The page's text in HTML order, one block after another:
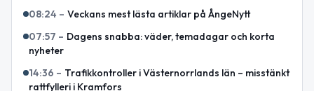
08:24 – Veckans mest lästa artiklar på ÅngeNytt
07:57 – Dagens snabba: väder, temadagar och korta
nyheter
14:36 – Trafikkontroller i Västernorrlands län – misstänkt
rattfylleri i Kramfors